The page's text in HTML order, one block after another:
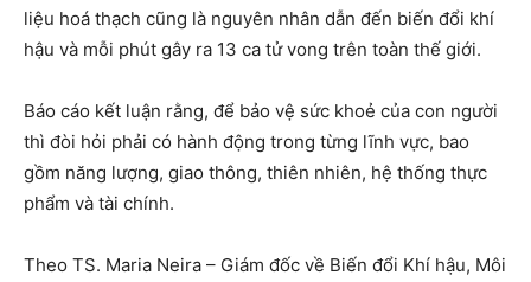
liệu hoá thạch cũng là nguyên nhân dẫn đến biến đổi khí
hậu và mỗi phút gây ra 13 ca tử vong trên toàn thế giới.
Báo cáo kết luận rằng, để bảo vệ sức khoẻ của con người
thì đòi hỏi phải có hành động trong từng lĩnh vực, bao
gồm năng lượng, giao thông, thiên nhiên, hệ thống thực
phẩm và tài chính.
Theo TS. Maria Neira – Giám đốc về Biến đổi Khí hậu, Môi